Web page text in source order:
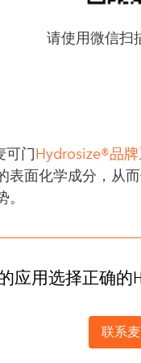
请使用微信扫
可门Hydrosize®品牌
表面化学成分，从
应用选择正确的
联系